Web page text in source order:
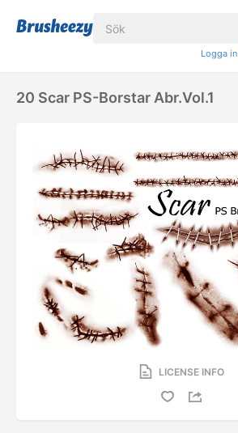
Logga in
20 Scar PS-Borstar Abr.Vol.1
LICENSE INFO